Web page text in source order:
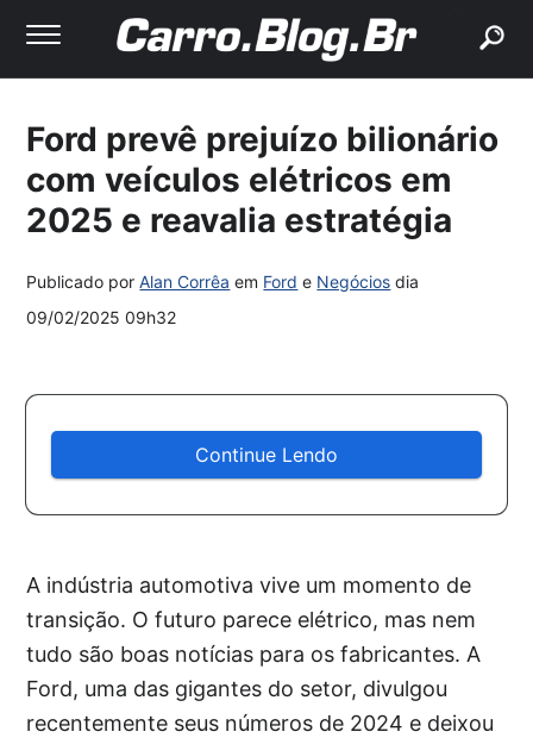
Ford prevê prejuízo bilionário
com veículos elétricos em
2025 e reavalia estratégia
Publicado porAlan Corrêa em Ford e Negócios dia
09/02/2025 09h32
Continue Lendo
A indústria automotiva vive um momento de
transição. O futuro parece elétrico, mas nem
tudo são boas notícias para os fabricantes. A
Ford, uma das gigantes do setor, divulgou
recentemente seus números de 2024 e deixou